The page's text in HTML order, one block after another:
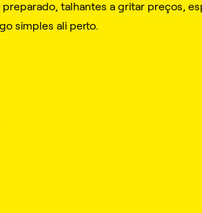
preparado, talhantes a gritar preços,
simples ali perto.